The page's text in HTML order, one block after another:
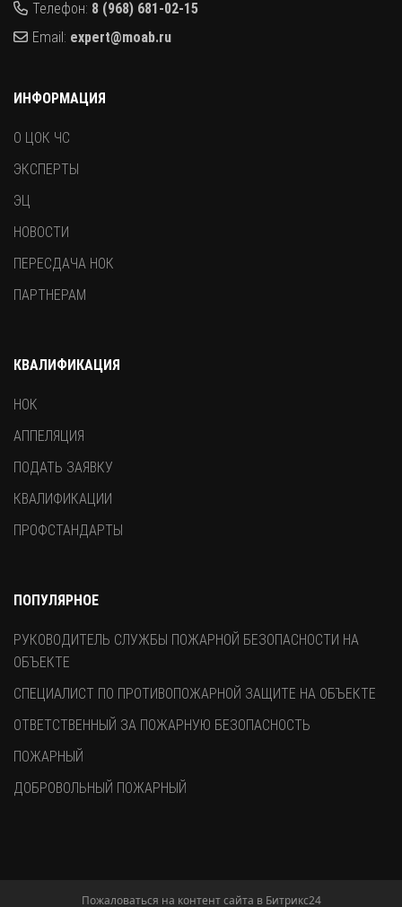
Телефон: 8 (968) 681-02-15
Email: expert@moab.ru
ИНФОРМАЦИЯ
О ЦОК ЧС
ЭКСПЕРТЫ
ЭЦ
НОВОСТИ
ПЕРЕСДАЧА НОК
ПАРТНЕРАМ
КВАЛИФИКАЦИЯ
НОК
АППЕЛЯЦИЯ
ПОДАТЬ ЗАЯВКУ
КВАЛИФИКАЦИИ
ПРОФСТАНДАРТЫ
ПОПУЛЯРНОЕ
РУКОВОДИТЕЛЬ СЛУЖБЫ ПОЖАРНОЙ БЕЗОПАСНОСТИ НА
ОБЪЕКТЕ
СПЕЦИАЛИСТ ПО ПРОТИВОПОЖАРНОЙ ЗАЩИТЕ НА ОБЪЕКТЕ
ОТВЕТСТВЕННЫЙ ЗА ПОЖАРНУЮ БЕЗОПАСНОСТЬ
ПОЖАРНЫЙ
ДОБРОВОЛЬНЫЙ ПОЖАРНЫЙ
Пожаловаться на контент cайта в Битрикс24